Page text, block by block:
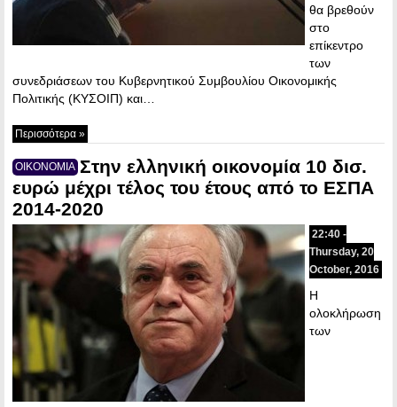
θα βρεθούν
στο
επίκεντρο
των
συνεδριάσεων του Κυβερνητικού Συμβουλίου Οικονομικής
Πολιτικής (ΚΥΣΟΙΠ) και…
Περισσότερα »
ΟΙΚΟΝΟΜΙΑ Στην ελληνική οικονομία 10 δισ.
ευρώ μέχρι τέλος του έτους από το ΕΣΠΑ
2014-2020
22:40 -
Thursday, 20
October, 2016
Η
ολοκλήρωση
των